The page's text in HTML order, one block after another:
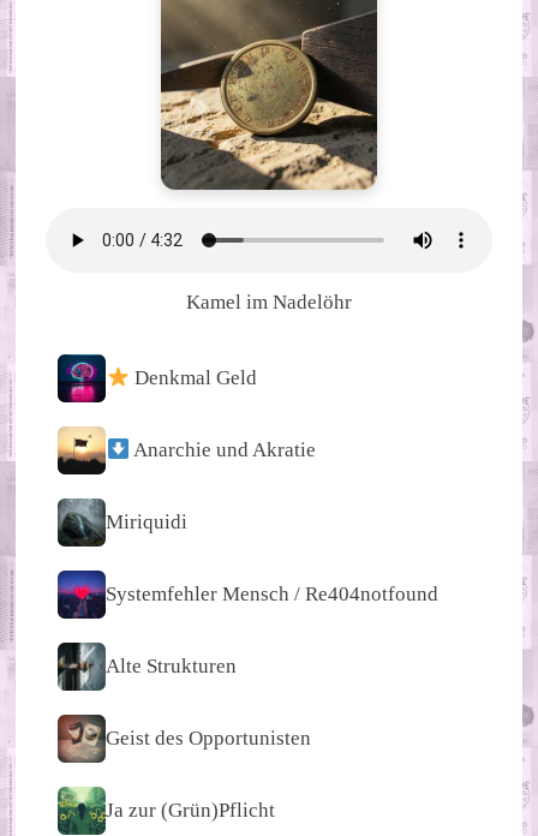
Kamel im Nadelöhr
Denkmal Geld
Anarchie und Akratie
Miriquidi
Systemfehler Mensch / Re404notfound
Alte Strukturen
Geist des Opportunisten
Ja zur (Grün)Pflicht